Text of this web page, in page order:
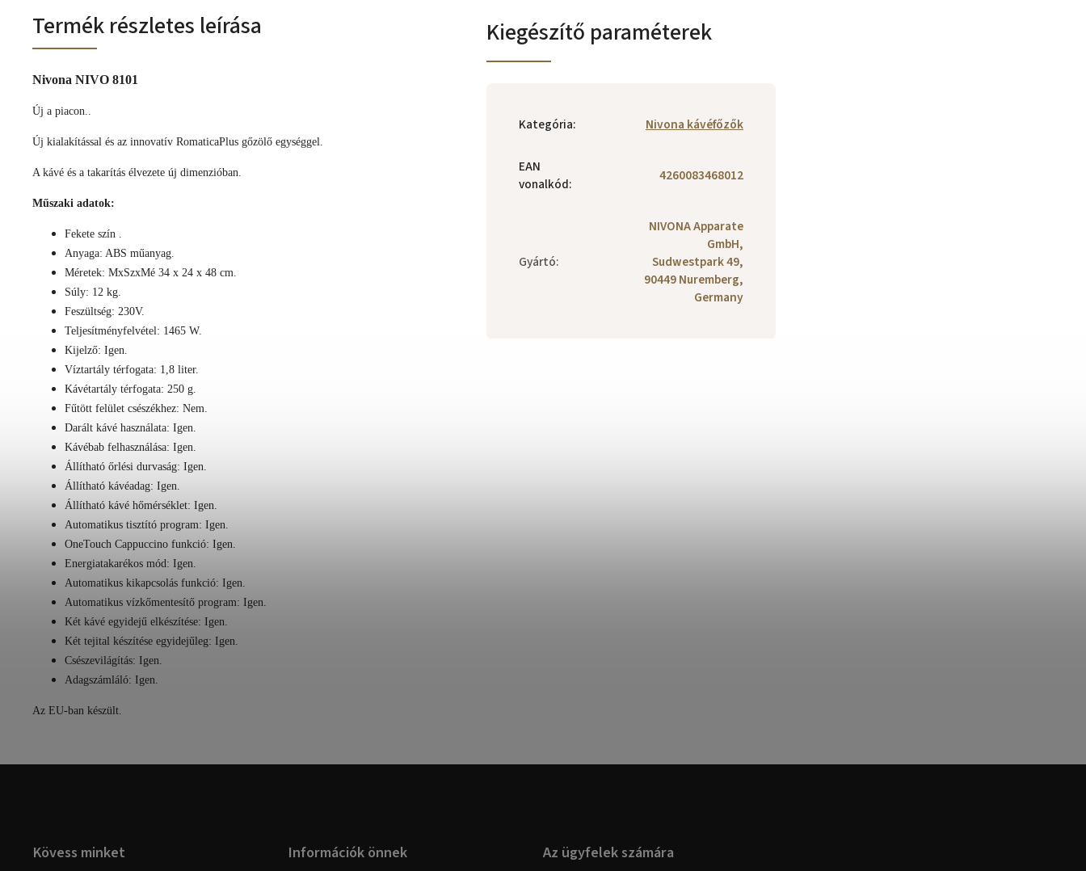
Termék részletes leírása
Nivona NIVO 8101
Új a piacon..
Új kialakítással és az innovatív RomaticaPlus gőzölő egységgel.
A kávé és a takarítás élvezete új dimenzióban.
Műszaki adatok:
Fekete szín .
Anyaga: ABS műanyag.
Méretek: MxSzxMé 34 x 24 x 48 cm.
Súly: 12 kg.
Feszültség: 230V.
Teljesítményfelvétel: 1465 W.
Kijelző: Igen.
Víztartály térfogata: 1,8 liter.
Kávétartály térfogata: 250 g.
Fűtött felület csészékhez: Nem.
Darált kávé használata: Igen.
Kávébab felhasználása: Igen.
Állítható őrlési durvaság: Igen.
Állítható kávéadag: Igen.
Állítható kávé hőmérséklet: Igen.
Automatikus tisztító program: Igen.
OneTouch Cappuccino funkció: Igen.
Energiatakarékos mód: Igen.
Automatikus kikapcsolás funkció: Igen.
Automatikus vízkőmentesítő program: Igen.
Két kávé egyidejű elkészítése: Igen.
Két tejital készítése egyidejűleg: Igen.
Csészevilágítás: Igen.
Adagszámláló: Igen.
Az EU-ban készült.
Kiegészítő paraméterek
Kategória: Nivona kávéfőzők
EAN
vonalkód: 4260083468012
Gyártó:
NIVONA Apparate
GmbH,
Sudwestpark 49,
90449 Nuremberg,
Germany
Kövess minket Információk önnek Az ügyfelek számára